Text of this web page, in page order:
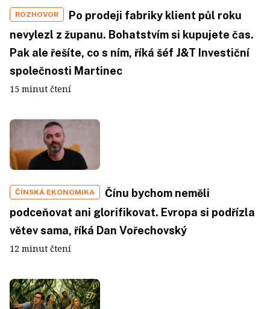
ROZHOVOR
Po prodeji fabriky klient půl roku
nevylezl z županu. Bohatstvím si kupujete čas.
Pak ale řešíte, co s ním, říká šéf J&T Investiční
společnosti Martinec
15 minut čtení
ČÍNSKÁ EKONOMIKA
Čínu bychom neměli
podceňovat ani glorifikovat. Evropa si podřízla
větev sama, říká Dan Vořechovský
12 minut čtení